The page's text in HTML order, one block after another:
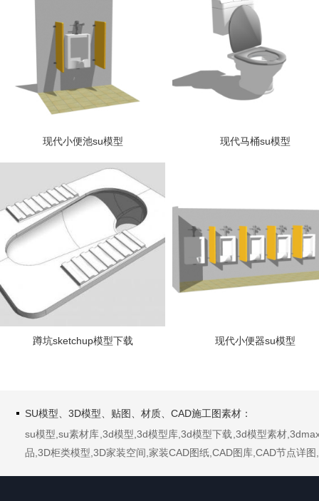
现代小便池su模型 现代马桶su模型
蹲坑sketchup模型下载 现代小便器su模型
SU模型、3D模型、贴图、材质、CAD施工图素材：
su模型,su素材库,3d模型,3d模型库,3d模型下载,3d模型素材
品,3D柜类模型,3D家装空间,家装CAD图纸,CAD图库,CAD节点详